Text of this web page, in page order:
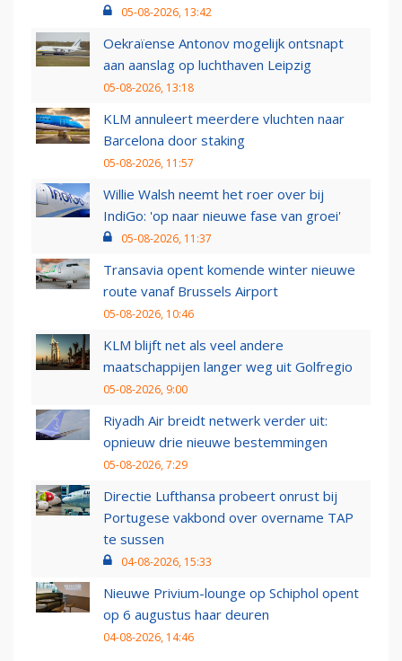
05-08-2026, 13:42
Oekraïense Antonov mogelijk ontsnapt
aan aanslag op luchthaven Leipzig
05-08-2026, 13:18
KLM annuleert meerdere vluchten naar
Barcelona door staking
05-08-2026, 11:57
Willie Walsh neemt het roer over bij
IndiGo: 'op naar nieuwe fase van groei'
05-08-2026, 11:37
Transavia opent komende winter nieuwe
route vanaf Brussels Airport
05-08-2026, 10:46
KLM blijft net als veel andere
maatschappijen langer weg uit Golfregio
05-08-2026, 9:00
Riyadh Air breidt netwerk verder uit:
opnieuw drie nieuwe bestemmingen
05-08-2026, 7:29
Directie Lufthansa probeert onrust bij
Portugese vakbond over overname TAP
te sussen
04-08-2026, 15:33
Nieuwe Privium-lounge op Schiphol opent
op 6 augustus haar deuren
04-08-2026, 14:46